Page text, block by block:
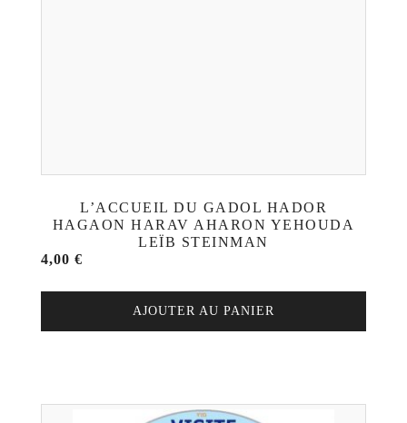
L’ACCUEIL DU GADOL HADOR
HAGAON HARAV AHARON YEHOUDA
LEÏB STEINMAN
4,00 €
AJOUTER AU PANIER